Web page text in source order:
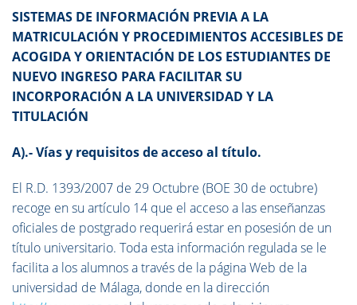
SISTEMAS DE INFORMACIÓN PREVIA A LA
MATRICULACIÓN Y PROCEDIMIENTOS ACCESIBLES DE
ACOGIDA Y ORIENTACIÓN DE LOS ESTUDIANTES DE
NUEVO INGRESO PARA FACILITAR SU
INCORPORACIÓN A LA UNIVERSIDAD Y LA
TITULACIÓN
A).- Vías y requisitos de acceso al título.
El R.D. 1393/2007 de 29 Octubre (BOE 30 de octubre)
recoge en su artículo 14 que el acceso a las enseñanzas
oficiales de postgrado requerirá estar en posesión de un
título universitario. Toda esta información regulada se le
facilita a los alumnos a través de la página Web de la
universidad de Málaga, donde en la dirección